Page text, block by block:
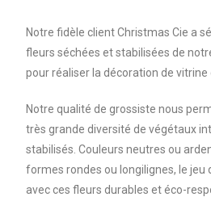
Notre fidèle client Christmas Cie a
fleurs séchées et stabilisées de
pour réaliser la décoration de vitrine
Notre qualité de grossiste nous
très grande diversité de végétaux
stabilisés. Couleurs neutres ou
formes rondes ou longilignes, le jeu
avec ces fleurs durables et éco-